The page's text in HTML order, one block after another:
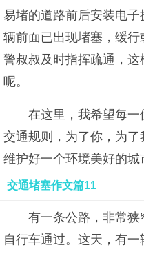
易堵的道路前后安装电
辆前面已出现堵塞，缓
警叔叔及时指挥疏通，
呢。
在这里，我希望每
交通规则，为了你，为
维护好一个环境美好的城
交通堵塞作文篇11
有一条公路，非常
自行车通过。这天，有一